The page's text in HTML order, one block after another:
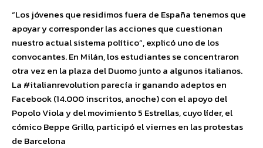
“Los jóvenes que residimos fuera de España tenemos que
apoyar y corresponder las acciones que cuestionan
nuestro actual sistema político”, explicó uno de los
convocantes. En Milán, los estudiantes se concentraron
otra vez en la plaza del Duomo junto a algunos italianos.
La #italianrevolution parecía ir ganando adeptos en
Facebook (14.000 inscritos, anoche) con el apoyo del
Popolo Viola y del movimiento 5 Estrellas, cuyo líder, el
cómico Beppe Grillo, participó el viernes en las protestas
de Barcelona